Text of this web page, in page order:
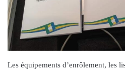
Les équipements d’enrôlement, les